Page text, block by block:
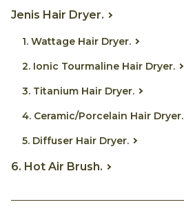
Jenis Hair Dryer.
1. Wattage Hair Dryer.
2. Ionic Tourmaline Hair Dryer.
3. Titanium Hair Dryer.
4. Ceramic/Porcelain Hair Dryer.
5. Diffuser Hair Dryer.
6. Hot Air Brush.